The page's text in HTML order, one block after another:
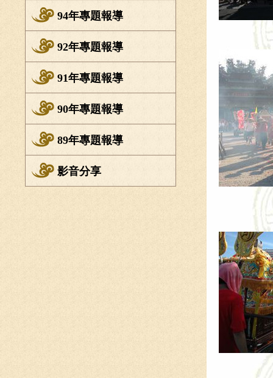
94年專題報導
92年專題報導
91年專題報導
90年專題報導
89年專題報導
影音分享